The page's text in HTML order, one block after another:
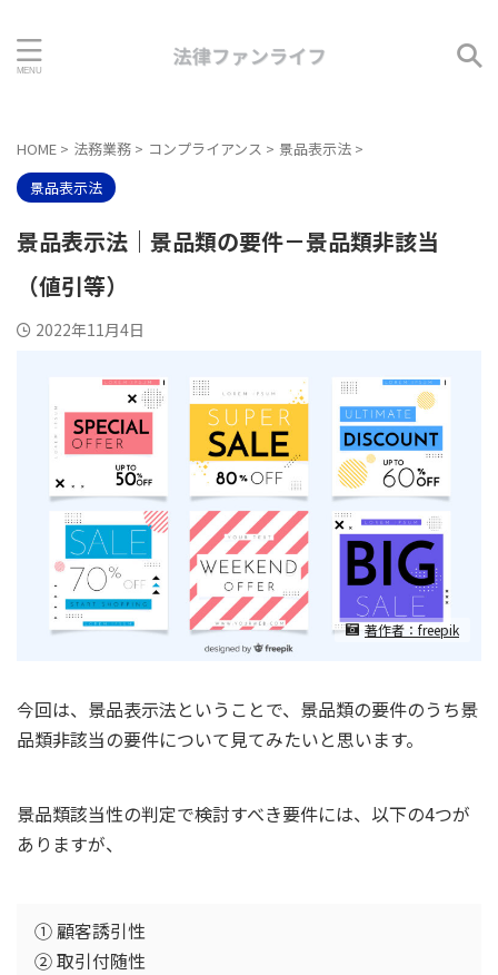
HOME > 法務業務 > コンプライアンス > 景品表示法 >
景品表示法
景品表示法｜景品類の要件－景品類非該当
（値引等）
2022年11月4日
著作者：freepik
今回は、景品表示法ということで、景品類の要件のうち景
品類非該当の要件について見てみたいと思います。
景品類該当性の判定で検討すべき要件には、以下の4つが
ありますが、
① 顧客誘引性
② 取引付随性